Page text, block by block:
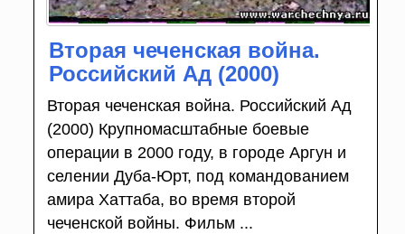
Вторая чеченская война.
Российский Ад (2000)
Вторая чеченская война. Российский Ад
(2000) Крупномасштабные боевые
операции в 2000 году, в городе Аргун и
селении Дуба-Юрт, под командованием
амира Хаттаба, во время второй
чеченской войны. Фильм ...